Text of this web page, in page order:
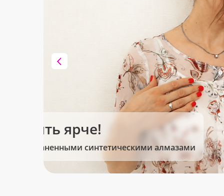
Клубника в шоколаде
Сладкие моменты для Вас!